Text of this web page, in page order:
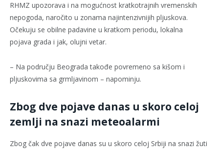
RHMZ upozorava i na mogućnost kratkotrajnih vremenskih
nepogoda, naročito u zonama najintenzivnijih pljuskova.
Očekuju se obilne padavine u kratkom periodu, lokalna
pojava grada i jak, olujni vetar.
– Na području Beograda takođe povremeno sa kišom i
plјuskovima sa grmlјavinom – napominju.
Zbog dve pojave danas u skoro celoj
zemlji na snazi meteoalarmi
Zbog čak dve pojave danas su u skoro celoj Srbiji na snazi žuti